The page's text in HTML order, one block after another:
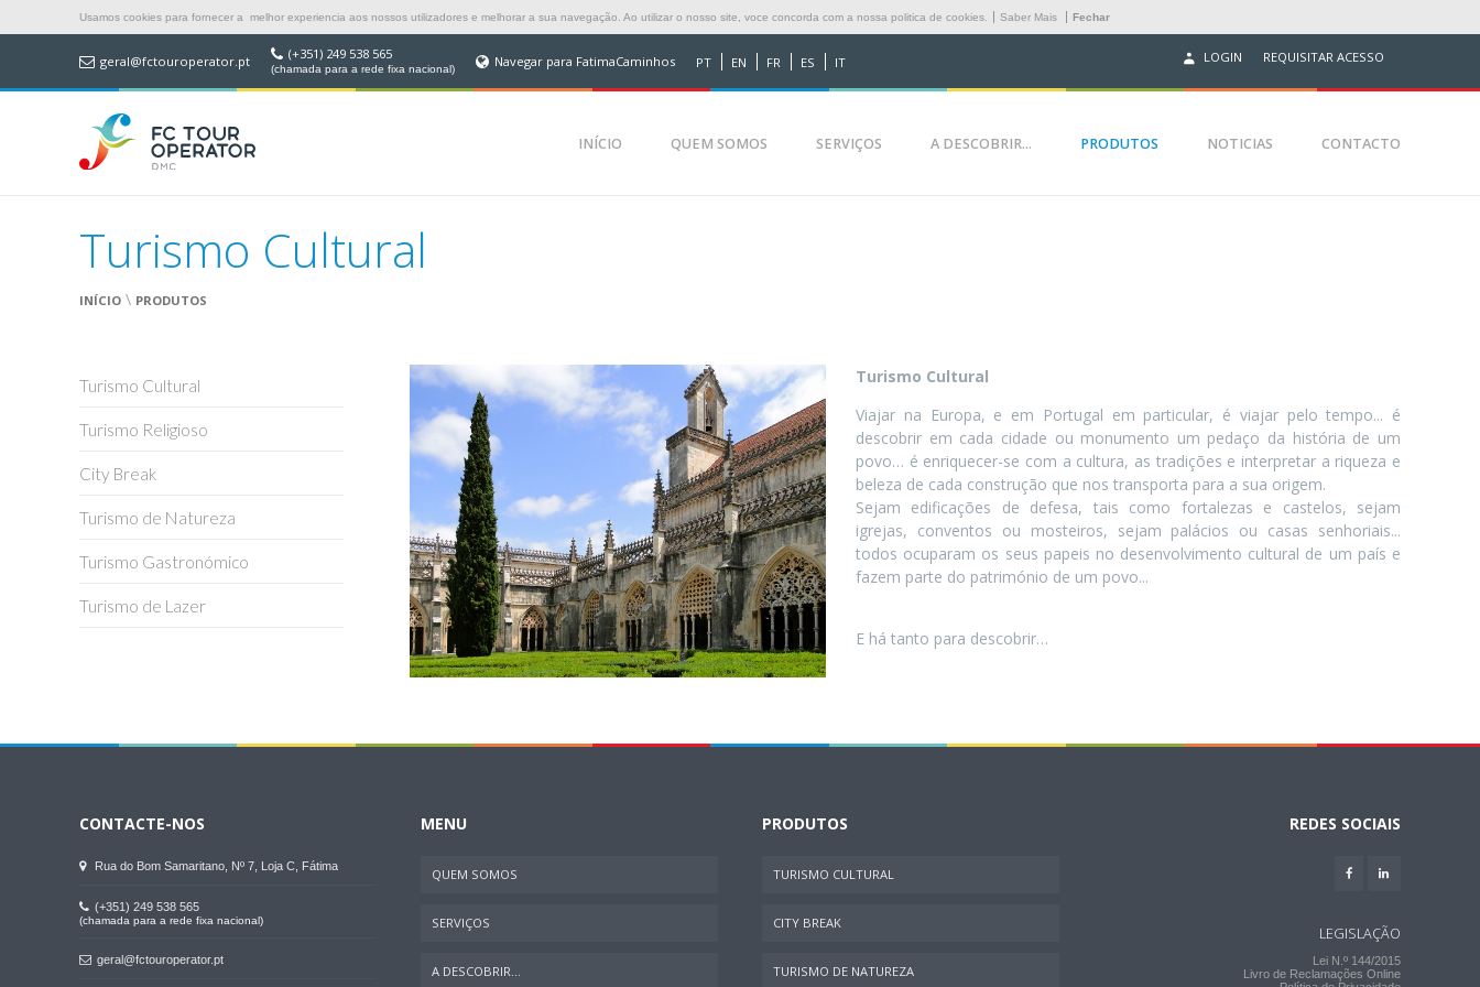
Usamos cookies para fornecer a melhor experiencia aos nossos utilizadores e melhorar a sua navegação. Ao utilizar o nosso site, voce concorda com a nossa politica de cookies. Saber Mais Fechar
geral@fctouroperator.pt (+351) 249 538 565
(chamada para a rede fixa nacional) Navegar para FatimaCaminhos PT EN FR ES IT LOGIN REQUISITAR ACESSO
INÍCIO QUEM SOMOS SERVIÇOS A DESCOBRIR... PRODUTOS NOTICIAS CONTACTO
Turismo Cultural
INÍCIO \ PRODUTOS
Turismo Cultural
Turismo Religioso
City Break
Turismo de Natureza
Turismo Gastronómico
Turismo de Lazer
Turismo Cultural
Viajar na Europa, e em Portugal em particular, é viajar pelo tempo... é
descobrir em cada cidade ou monumento um pedaço da história de um
povo… é enriquecer-se com a cultura, as tradições e interpretar a riqueza e
beleza de cada construção que nos transporta para a sua origem.
Sejam edificações de defesa, tais como fortalezas e castelos, sejam
igrejas, conventos ou mosteiros, sejam palácios ou casas senhoriais...
todos ocuparam os seus papeis no desenvolvimento cultural de um país e
fazem parte do património de um povo...
E há tanto para descobrir…
CONTACTE-NOS
Rua do Bom Samaritano, Nº 7, Loja C, Fátima
(+351) 249 538 565
(chamada para a rede fixa nacional)
geral@fctouroperator.pt
MENU
QUEM SOMOS
SERVIÇOS
A DESCOBRIR...
PRODUTOS
TURISMO CULTURAL
CITY BREAK
TURISMO DE NATUREZA
REDES SOCIAIS
LEGISLAÇÃO
Lei N.º 144/2015
Livro de Reclamações Online